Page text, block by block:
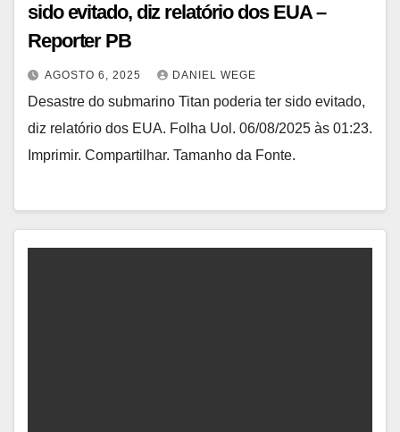
sido evitado, diz relatório dos EUA –
Reporter PB
AGOSTO 6, 2025 DANIEL WEGE
Desastre do submarino Titan poderia ter sido evitado,
diz relatório dos EUA. Folha Uol. 06/08/2025 às 01:23.
Imprimir. Compartilhar. Tamanho da Fonte.